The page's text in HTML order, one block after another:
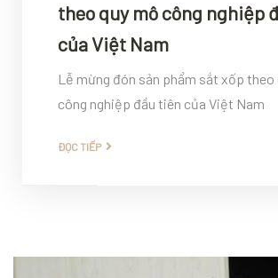
theo quy mô công nghiệp
của Việt Nam
Lễ mừng đón sản phẩm sắt xốp theo
công nghiệp đầu tiên của Việt Nam
ĐỌC TIẾP